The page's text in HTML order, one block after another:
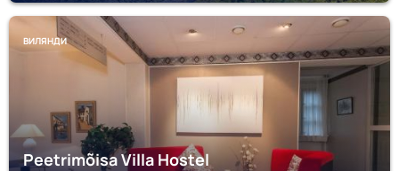
ВИЛЯНДИ
Peetrimõisa Villa Hostel